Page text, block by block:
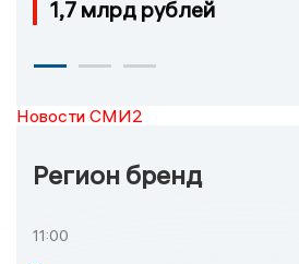
1,7 млрд рублей
Новости СМИ2
Регион бренд
11:00